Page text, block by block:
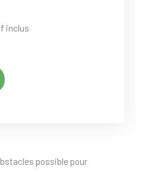
inclus
possible pour